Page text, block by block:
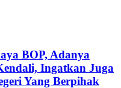
BOP, Adanya
Ingatkan Juga
Yang Berpihak